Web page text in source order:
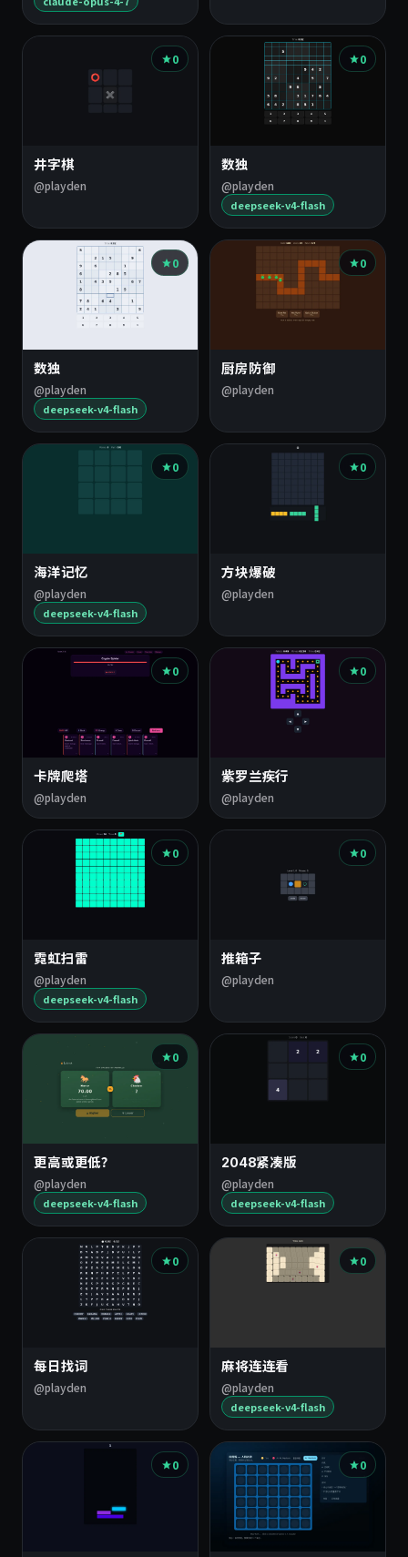
0
井字棋
@playden
0
数独
@playden
deepseek-v4-flash
0
数独
@playden
deepseek-v4-flash
0
厨房防御
@playden
0
海洋记忆
@playden
deepseek-v4-flash
0
方块爆破
@playden
0
卡牌爬塔
@playden
0
紫罗兰疾行
@playden
0
霓虹扫雷
@playden
deepseek-v4-flash
0
推箱子
@playden
0
更高或更低？
@playden
deepseek-v4-flash
0
2048紧凑版
@playden
deepseek-v4-flash
0
每日找词
@playden
0
麻将连连看
@playden
deepseek-v4-flash
0 0